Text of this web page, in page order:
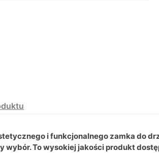
i funkcjonalnego zamka do
wybór. To wysokiej jakości produkt